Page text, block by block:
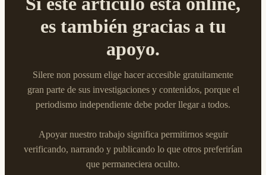
es también gracias a tu
apoyo.
Silere non possum elige hacer accesible gratuitamente
gran parte de sus investigaciones y contenidos, porque el
periodismo independiente debe poder llegar a todos.
Apoyar nuestro trabajo significa permitirnos seguir
verificando, narrando y publicando lo que otros preferirían
que permaneciera oculto.